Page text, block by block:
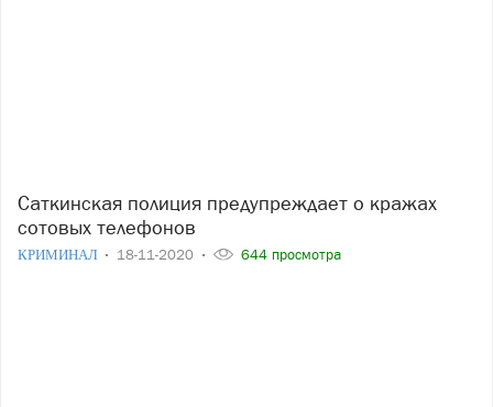
Саткинская полиция предупреждает о кражах
сотовых телефонов
КРИМИНАЛ 18-11-2020 644 просмотра